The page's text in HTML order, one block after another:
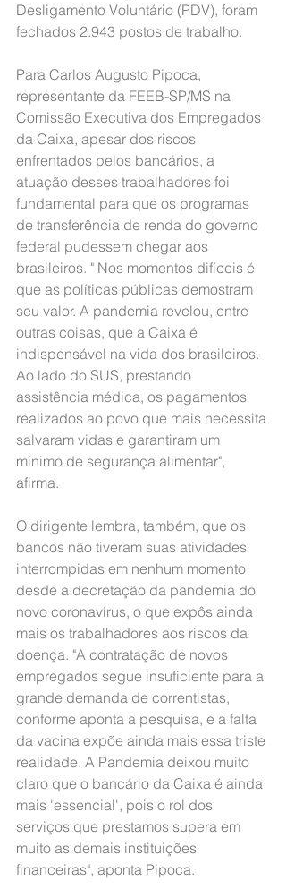
Desligamento Voluntário (PDV), foram
fechados 2.943 postos de trabalho.
Para Carlos Augusto Pipoca,
representante da FEEB-SP/MS na
Comissão Executiva dos Empregados
da Caixa, apesar dos riscos
enfrentados pelos bancários, a
atuação desses trabalhadores foi
fundamental para que os programas
de transferência de renda do governo
federal pudessem chegar aos
brasileiros. " Nos momentos difíceis é
que as políticas públicas demostram
seu valor. A pandemia revelou, entre
outras coisas, que a Caixa é
indispensável na vida dos brasileiros.
Ao lado do SUS, prestando
assistência médica, os pagamentos
realizados ao povo que mais necessita
salvaram vidas e garantiram um
mínimo de segurança alimentar",
afirma.
O dirigente lembra, também, que os
bancos não tiveram suas atividades
interrompidas em nenhum momento
desde a decretação da pandemia do
novo coronavírus, o que expôs ainda
mais os trabalhadores aos riscos da
doença. "A contratação de novos
empregados segue insuficiente para a
grande demanda de correntistas,
conforme aponta a pesquisa, e a falta
da vacina expõe ainda mais essa triste
realidade. A Pandemia deixou muito
claro que o bancário da Caixa é ainda
mais 'essencial', pois o rol dos
serviços que prestamos supera em
muito as demais instituições
financeiras", aponta Pipoca.